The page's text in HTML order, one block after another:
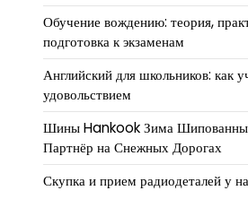
Обучение вождению: теория,
подготовка к экзаменам
Английский для школьников: как
удовольствием
Шины Hankook Зима
Партнёр на Снежных Дорогах
Скупка и прием радиодеталей у